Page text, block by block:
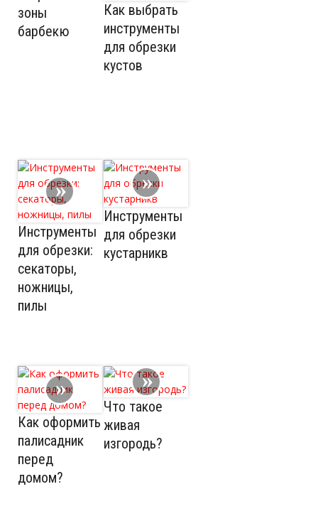
зоны
барбекю
Как выбрать
инструменты
для обрезки
кустов
Инструменты
для обрезки:
секаторы,
ножницы,
пилы
Инструменты
для обрезки
кустарникв
Как оформить
палисадник
перед
домом?
Что такое
живая
изгородь?